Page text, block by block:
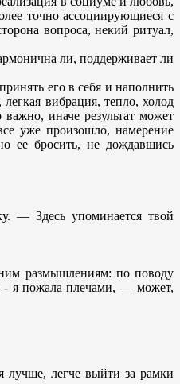
точно ассоциирующиеся с
вопроса, некий ритуал,
ли, поддерживает ли
его в себя и наполнить
вибрация, тепло, холод
иначе результат может
уже произошло, намерение
ее бросить, не дождавшись
— Здесь упоминается твой
размышлениям: по поводу
- я пожала плечами, — может,
легче выйти за рамки